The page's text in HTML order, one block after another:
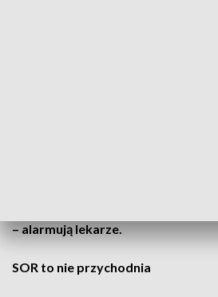
– alarmują lekarze.
SOR to nie przychodnia